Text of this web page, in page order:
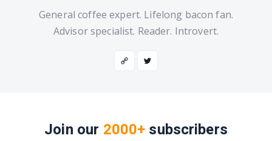
General coffee expert. Lifelong bacon fan.
Advisor specialist. Reader. Introvert.
Join our 2000+ subscribers